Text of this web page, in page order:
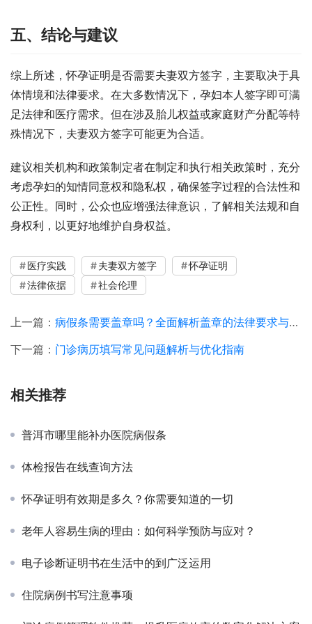
五、结论与建议
综上所述，怀孕证明是否需要夫妻双方签字，主要取决于具
体情境和法律要求。在大多数情况下，孕妇本人签字即可满
足法律和医疗需求。但在涉及胎儿权益或家庭财产分配等特
殊情况下，夫妻双方签字可能更为合适。
建议相关机构和政策制定者在制定和执行相关政策时，充分
考虑孕妇的知情同意权和隐私权，确保签字过程的合法性和
公正性。同时，公众也应增强法律意识，了解相关法规和自
身权利，以更好地维护自身权益。
医疗实践 夫妻双方签字
怀孕证明
法律依据
社会伦理
上一篇： 病假条需要盖章吗？全面解析盖章的法律要求与实践操作
下一篇： 门诊病历填写常见问题解析与优化指南
相关推荐
普洱市哪里能补办医院病假条
体检报告在线查询方法
怀孕证明有效期是多久？你需要知道的一切
老年人容易生病的理由：如何科学预防与应对？
电子诊断证明书在生活中的到广泛运用
住院病例书写注意事项